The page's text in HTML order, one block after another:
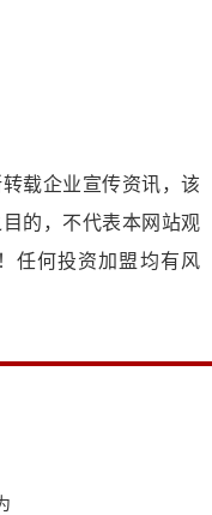
载企业宣传资讯，该
的，不代表本网站观
任何投资加盟均有风